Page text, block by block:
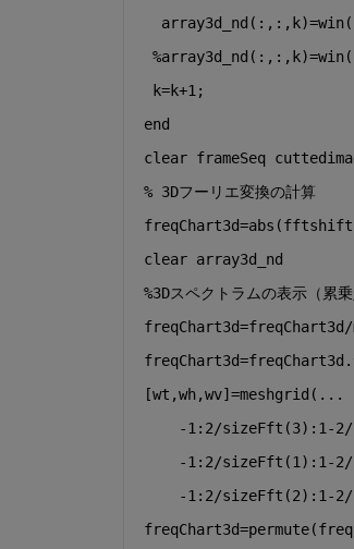
k=k+1;
end
clear frameSeq
% 3Dフーリエ変換の計算
clear array3d_nd
%3Dスペクトラムの表示（累乗
[wt,wh,wv]=meshgrid( ...
-1:2/sizeFft(3):1-
-1:2/sizeFft(1):1-
-1:2/sizeFft(2):1-